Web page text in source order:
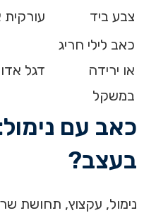
צבע ביד
כאב לילי חריג
או ירידה
במשקל
דגל
כאב עם
בעצב?
נימול, עקצוץ, תחושת